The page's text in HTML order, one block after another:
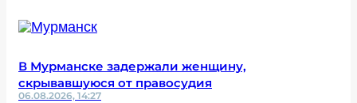
В Мурманске задержали женщину,
скрывавшуюся от правосудия
06.08.2026, 14:27